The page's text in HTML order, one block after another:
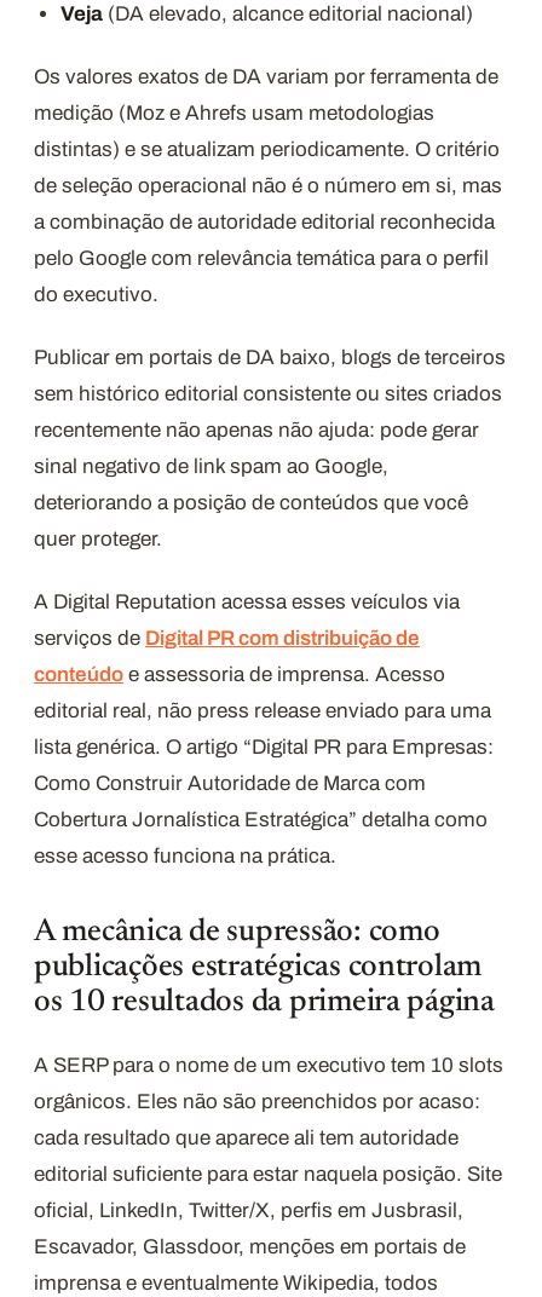
Veja (DA elevado, alcance editorial nacional)
Os valores exatos de DA variam por ferramenta de
medição (Moz e Ahrefs usam metodologias
distintas) e se atualizam periodicamente. O critério
de seleção operacional não é o número em si, mas
a combinação de autoridade editorial reconhecida
pelo Google com relevância temática para o perfil
do executivo.
Publicar em portais de DA baixo, blogs de terceiros
sem histórico editorial consistente ou sites criados
recentemente não apenas não ajuda: pode gerar
sinal negativo de link spam ao Google,
deteriorando a posição de conteúdos que você
quer proteger.
A Digital Reputation acessa esses veículos via
serviços de Digital PR com distribuição de
conteúdo e assessoria de imprensa. Acesso
editorial real, não press release enviado para uma
lista genérica. O artigo “Digital PR para Empresas:
Como Construir Autoridade de Marca com
Cobertura Jornalística Estratégica” detalha como
esse acesso funciona na prática.
A mecânica de supressão: como
publicações estratégicas controlam
os 10 resultados da primeira página
A SERP para o nome de um executivo tem 10 slots
orgânicos. Eles não são preenchidos por acaso:
cada resultado que aparece ali tem autoridade
editorial suficiente para estar naquela posição. Site
oficial, LinkedIn, Twitter/X, perfis em Jusbrasil,
Escavador, Glassdoor, menções em portais de
imprensa e eventualmente Wikipedia, todos